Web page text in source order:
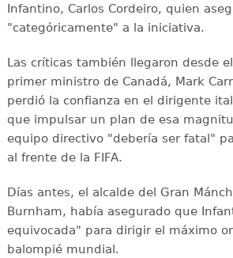
Infantino, Carlos Cordeiro, quien
"categóricamente" a la iniciativa.
Las críticas también llegaron desde
primer ministro de Canadá, Mark
perdió la confianza en el dirigente
que impulsar un plan de esa
equipo directivo "debería ser fatal"
al frente de la FIFA.
Días antes, el alcalde del Gran
Burnham, había asegurado que
equivocada" para dirigir el máximo
balompié mundial.